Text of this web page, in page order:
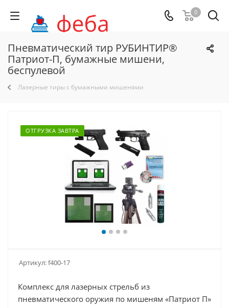
0
Пневматический тир РУБИНТИР®
Патриот-П, бумажные мишени,
беспулевой
Лазерные тиры с бумажными мишенями
ОТГРУЗКА ЗАВТРА
Артикул:f400-17
Комплекс для лазерных стрельб из
пневматического оружия по мишеням «Патриот П»